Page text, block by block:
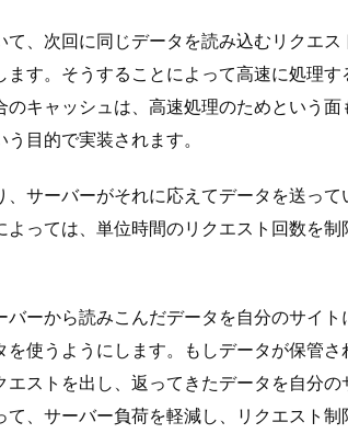
、次回に同じデータを読み込むリクエス
す。そうすることによって高速に処理す
キャッシュは、高速処理のためという面
目的で実装されます。
サーバーがそれに応えてデータを送って
っては、単位時間のリクエスト回数を制
ーから読みこんだデータを自分のサイト
使うようにします。もしデータが保管さ
ストを出し、返ってきたデータを自分の
、サーバー負荷を軽減し、リクエスト制